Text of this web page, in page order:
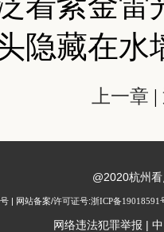
隐藏在
上一章 |
@2020杭州
| 网站备案/许可证号:浙ICP备19018591
网络违法犯罪举报 |